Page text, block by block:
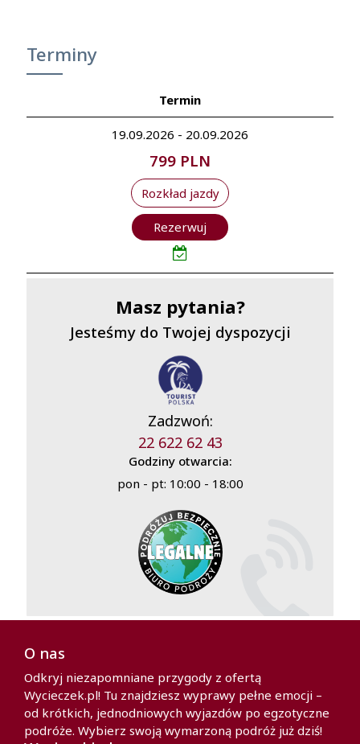
Terminy
Termin
19.09.2026 - 20.09.2026
799 PLN
Rozkład jazdy
Rezerwuj
Masz pytania?
Jesteśmy do Twojej dyspozycji
Zadzwoń:
22 622 62 43
Godziny otwarcia:
pon - pt: 10:00 - 18:00
O nas
Odkryj niezapomniane przygody z ofertą
Wycieczek.pl! Tu znajdziesz wyprawy pełne emocji –
od krótkich, jednodniowych wyjazdów po egzotyczne
podróże. Wybierz swoją wymarzoną podróż już dziś!